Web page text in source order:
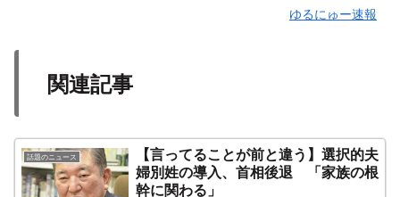
ゆるにゅー速報
関連記事
話題のニュース
【言ってることが前と違う】選択的夫
婦別姓の導入、首相後退 「家族の根
幹に関わる」